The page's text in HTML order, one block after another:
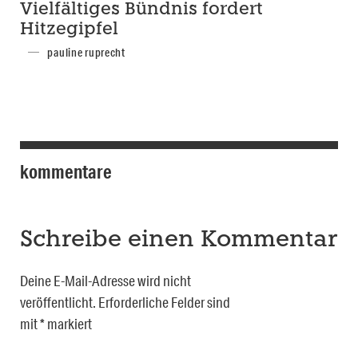
Vielfältiges Bündnis fordert
Hitzegipfel
pauline ruprecht
kommentare
Schreibe einen Kommentar
Deine E-Mail-Adresse wird nicht
veröffentlicht. Erforderliche Felder sind
mit*markiert